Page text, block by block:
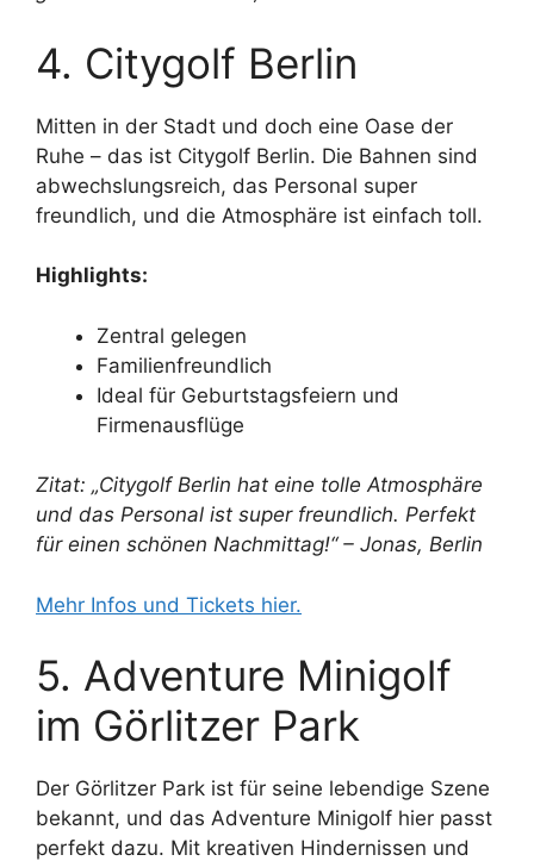
4. Citygolf Berlin
Mitten in der Stadt und doch eine Oase der
Ruhe – das ist Citygolf Berlin. Die Bahnen sind
abwechslungsreich, das Personal super
freundlich, und die Atmosphäre ist einfach toll.
Highlights:
Zentral gelegen
Familienfreundlich
Ideal für Geburtstagsfeiern und
Firmenausflüge
Zitat: „Citygolf Berlin hat eine tolle Atmosphäre
und das Personal ist super freundlich. Perfekt
für einen schönen Nachmittag!“ – Jonas, Berlin
Mehr Infos und Tickets hier.
5. Adventure Minigolf
im Görlitzer Park
Der Görlitzer Park ist für seine lebendige Szene
bekannt, und das Adventure Minigolf hier passt
perfekt dazu. Mit kreativen Hindernissen und